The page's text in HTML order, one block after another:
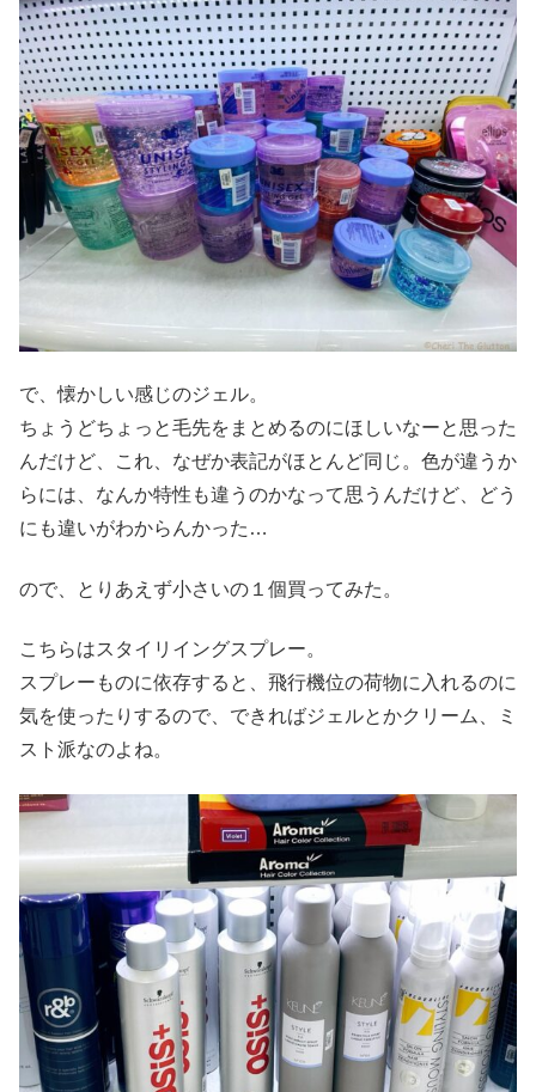
で、懐かしい感じのジェル。
ちょうどちょっと毛先をまとめるのにほしいなーと思った
んだけど、これ、なぜか表記がほとんど同じ。色が違うか
らには、なんか特性も違うのかなって思うんだけど、どう
にも違いがわからんかった…
ので、とりあえず小さいの１個買ってみた。
こちらはスタイリイングスプレー。
スプレーものに依存すると、飛行機位の荷物に入れるのに
気を使ったりするので、できればジェルとかクリーム、ミ
スト派なのよね。